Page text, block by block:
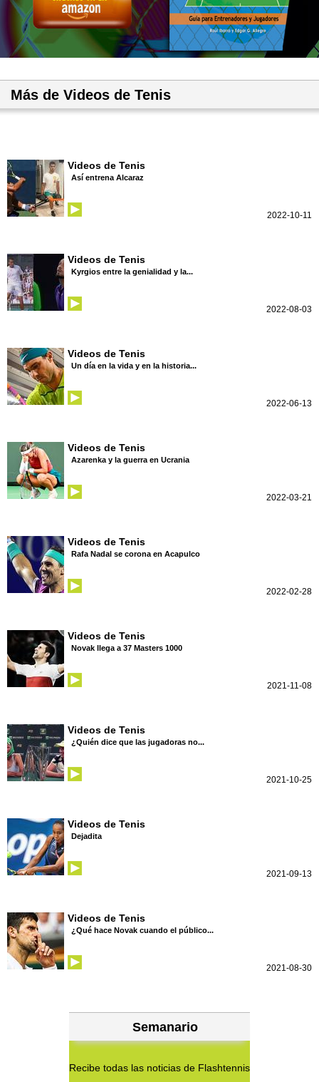
Más de Videos de Tenis
Videos de Tenis
Así entrena Alcaraz
2022-10-11
Videos de Tenis
Kyrgios entre la genialidad y la...
2022-08-03
Videos de Tenis
Un día en la vida y en la historia...
2022-06-13
Videos de Tenis
Azarenka y la guerra en Ucrania
2022-03-21
Videos de Tenis
Rafa Nadal se corona en Acapulco
2022-02-28
Videos de Tenis
Novak llega a 37 Masters 1000
2021-11-08
Videos de Tenis
¿Quién dice que las jugadoras no...
2021-10-25
Videos de Tenis
Dejadita
2021-09-13
Videos de Tenis
¿Qué hace Novak cuando el público...
2021-08-30
Semanario
Recibe todas las noticias de Flashtennis